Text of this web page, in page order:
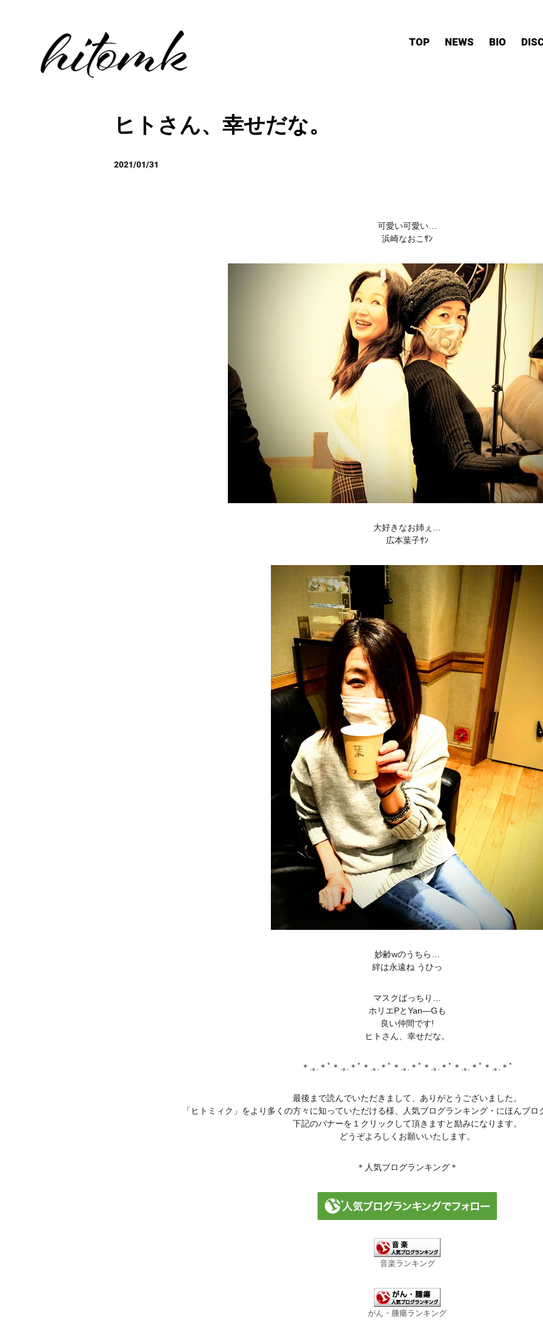
TOP NEWS BIO
ヒトさん、幸せだな。
2021/01/31
可愛い可愛い…
浜崎なおこｻﾝ
大好きなお姉ぇ…
広本葉子ｻﾝ
妙齢wのうちら…
絆は永遠ね うひっ
マスクばっちり…
ホリエPとYan―Gも
良い仲間です!
ヒトさん、幸せだな。
＊.｡.＊ﾟ＊.｡.＊ﾟ＊.｡.＊ﾟ＊.｡.＊ﾟ＊.｡.＊ﾟ＊.｡.＊ﾟ＊.｡.＊ﾟ
最後まで読んでいただきまして、ありがとうございました。
「ヒトミィク」をより多くの方々に知っていただける様、人気ブログランキング・にほんブロ
下記のバナーを１クリックして頂きますと励みになります。
どうぞよろしくお願いいたします。
＊人気ブログランキング＊
音楽ランキング
がん・腫瘍ランキング